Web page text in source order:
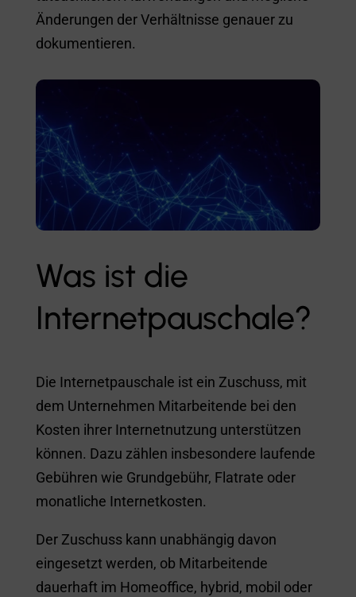
Änderungen der Verhältnisse genauer zu
dokumentieren.
Was ist die
Internetpauschale?
Die Internetpauschale ist ein Zuschuss, mit
dem Unternehmen Mitarbeitende bei den
Kosten ihrer Internetnutzung unterstützen
können. Dazu zählen insbesondere laufende
Gebühren wie Grundgebühr, Flatrate oder
monatliche Internetkosten.
Der Zuschuss kann unabhängig davon
eingesetzt werden, ob Mitarbeitende
dauerhaft im Homeoffice, hybrid, mobil oder